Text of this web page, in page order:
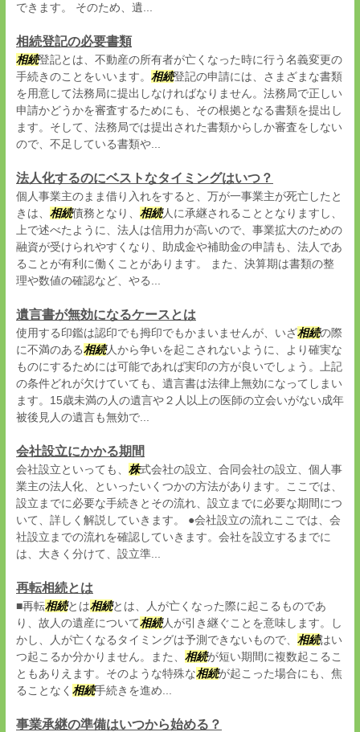
できます。 そのため、遺...
相続登記の必要書類
相続登記とは、不動産の所有者が亡くなった時に行う名義変更の
手続きのことをいいます。 相続登記の申請には、さまざまな書類
を用意して法務局に提出しなければなりません。法務局で正しい
申請かどうかを審査するためにも、その根拠となる書類を提出し
ます。そして、法務局では提出された書類からしか審査をしない
ので、不足している書類や...
法人化するのにベストなタイミングはいつ？
個人事業主のまま借り入れをすると、万が一事業主が死亡したと
きは、 相続債務となり、 相続人に承継されることとなりますし、
上で述べたように、法人は信用力が高いので、事業拡大のための
融資が受けられやすくなり、助成金や補助金の申請も、法人であ
ることが有利に働くことがあります。 また、決算期は書類の整
理や数値の確認など、やる...
遺言書が無効になるケースとは
使用する印鑑は認印でも拇印でもかまいませんが、いざ相続の際
に不満のある相続人から争いを起こされないように、より確実な
ものにするためには可能であれば実印の方が良いでしょう。上記
の条件どれが欠けていても、遺言書は法律上無効になってしまい
ます。15歳未満の人の遺言や２人以上の医師の立会いがない成年
被後見人の遺言も無効で...
会社設立にかかる期間
会社設立といっても、 株式会社の設立、合同会社の設立、個人事
業主の法人化、といったいくつかの方法があります。ここでは、
設立までに必要な手続きとその流れ、設立までに必要な期間につ
いて、詳しく解説していきます。 ●会社設立の流れここでは、会
社設立までの流れを確認していきます。会社を設立するまでに
は、大きく分けて、設立準...
再転相続とは
■再転相続とは相続とは、人が亡くなった際に起こるものであ
り、故人の遺産について相続人が引き継ぐことを意味します。し
かし、人が亡くなるタイミングは予測できないもので、 相続はい
つ起こるか分かりません。また、 相続が短い期間に複数起こるこ
ともありえます。そのような特殊な相続が起こった場合にも、焦
ることなく 相続手続きを進め...
事業承継の準備はいつから始める？